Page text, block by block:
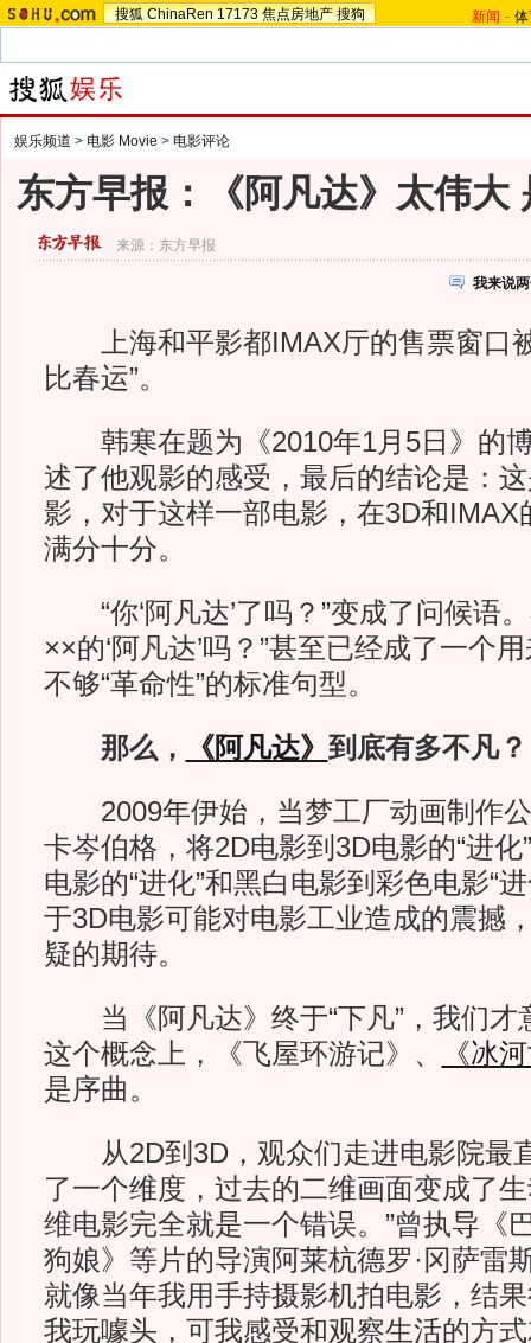
搜狐 ChinaRen 17173 焦点房地产 搜狗 新闻 -
娱乐频道 > 电影 Movie > 电影评论
东方早报：《阿凡达》太伟大
来源： 东方早报
我来说
上海和平影都IMAX厅的售票窗口
比春运”。
韩寒在题为《2010年1月5日》的
述了他观影的感受，最后的结论是：
影，对于这样一部电影，在3D和IMAX
满分十分。
“你‘阿凡达’了吗？”变成了问候语
××的‘阿凡达’吗？”甚至已经成了一个
不够“革命性”的标准句型。
那么， 《阿凡达》 到底有多不凡
2009年伊始，当梦工厂动画制作公
卡岑伯格，将2D电影到3D电影的“进
电影的“进化”和黑白电影到彩色电影“
于3D电影可能对电影工业造成的震撼
疑的期待。
当《阿凡达》终于“下凡”，我们才
这个概念上，《飞屋环游记》、
《冰
是序曲。
从2D到3D，观众们走进电影院最
了一个维度，过去的二维画面变成了
维电影完全就是一个错误。”曾执导《
狗娘》等片的导演阿莱杭德罗·冈萨雷
就像当年我用手持摄影机拍电影，结
我玩噱头，可我感受和观察生活的方